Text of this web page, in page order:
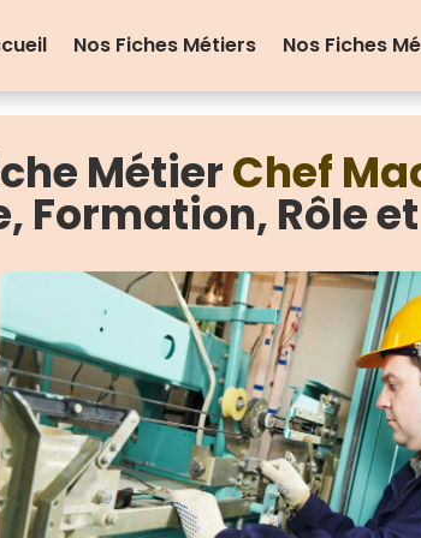
Nos Fiches Métiers Nos Fiches
MétierChef
Formation, Rôle